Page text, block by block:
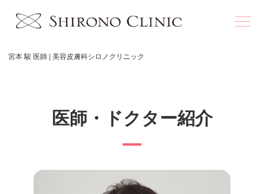
宮本 駿 医師 | 美容皮膚科シロノクリニック
医師・ドクター紹介